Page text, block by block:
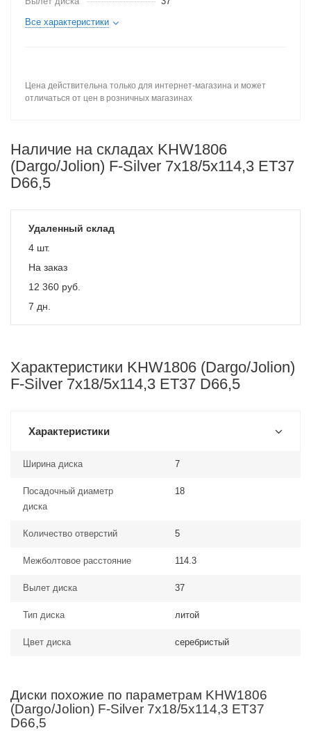
Все характеристики
Цена действительна только для интернет-магазина и может
отличаться от цен в розничных магазинах
Наличие на складах KHW1806
(Dargo/Jolion) F-Silver 7x18/5x114,3 ET37
D66,5
Удаленный склад
4 шт.
На заказ
12 360 руб.
7 дн.
Характеристики KHW1806 (Dargo/Jolion)
F-Silver 7x18/5x114,3 ET37 D66,5
Характеристики
Ширина диска 7
Посадочный диаметр
диска
18
Количество отверстий 5
Межболтовое расстояние 114.3
Вылет диска 37
Тип диска литой
Цвет диска серебристый
Диски похожие по параметрам KHW1806
(Dargo/Jolion) F-Silver 7x18/5x114,3 ET37
D66,5